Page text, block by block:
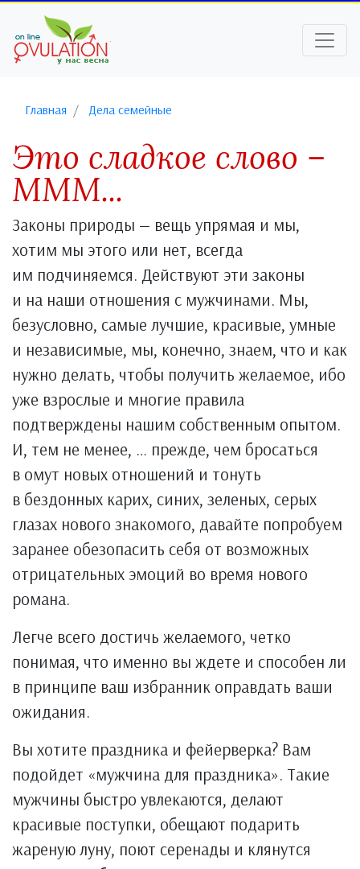
Главная Дела семейные
Это сладкое слово –
МММ...
Законы природы — вещь упрямая и мы,
хотим мы этого или нет, всегда
им подчиняемся. Действуют эти законы
и на наши отношения с мужчинами. Мы,
безусловно, самые лучшие, красивые, умные
и независимые, мы, конечно, знаем, что и как
нужно делать, чтобы получить желаемое, ибо
уже взрослые и многие правила
подтверждены нашим собственным опытом.
И, тем не менее, … прежде, чем бросаться
в омут новых отношений и тонуть
в бездонных карих, синих, зеленых, серых
глазах нового знакомого, давайте попробуем
заранее обезопасить себя от возможных
отрицательных эмоций во время нового
романа.
Легче всего достичь желаемого, четко
понимая, что именно вы ждете и способен ли
в принципе ваш избранник оправдать ваши
ожидания.
Вы хотите праздника и фейерверка? Вам
подойдет «мужчина для праздника». Такие
мужчины быстро увлекаются, делают
красивые поступки, обещают подарить
жареную луну, поют серенады и клянутся